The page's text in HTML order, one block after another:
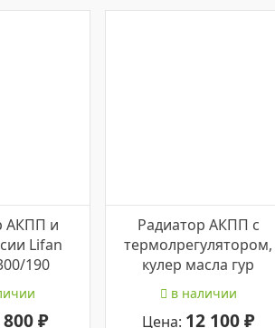
АКПП и
Lifan
190
₽
Радиатор АКПП с
термолрегулятором,
кулер масла гур
в наличии
Цена: 12 100 ₽